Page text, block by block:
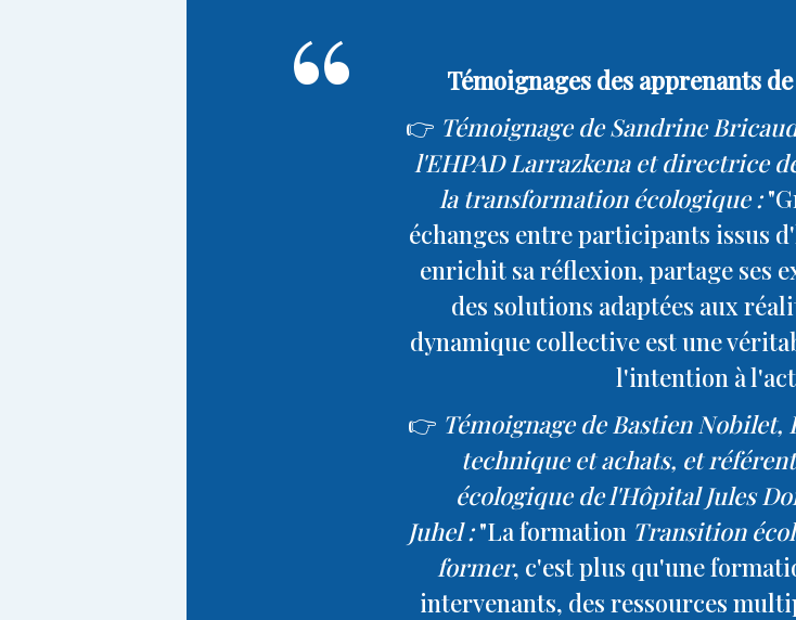
Témoignages des apprenants
👉 Témoignage de Sandrine
l'EHPAD Larrazkena et directrice
la transformation écologique :
échanges entre participants issus
enrichit sa réflexion, partage ses
des solutions adaptées aux
dynamique collective est une
l'intention à
👉 Témoignage de Bastien Nobilet,
technique et achats, et
écologique de l'Hôpital Jules
Juhel :"La formation Transition
former, c'est plus qu'une
intervenants, des ressources